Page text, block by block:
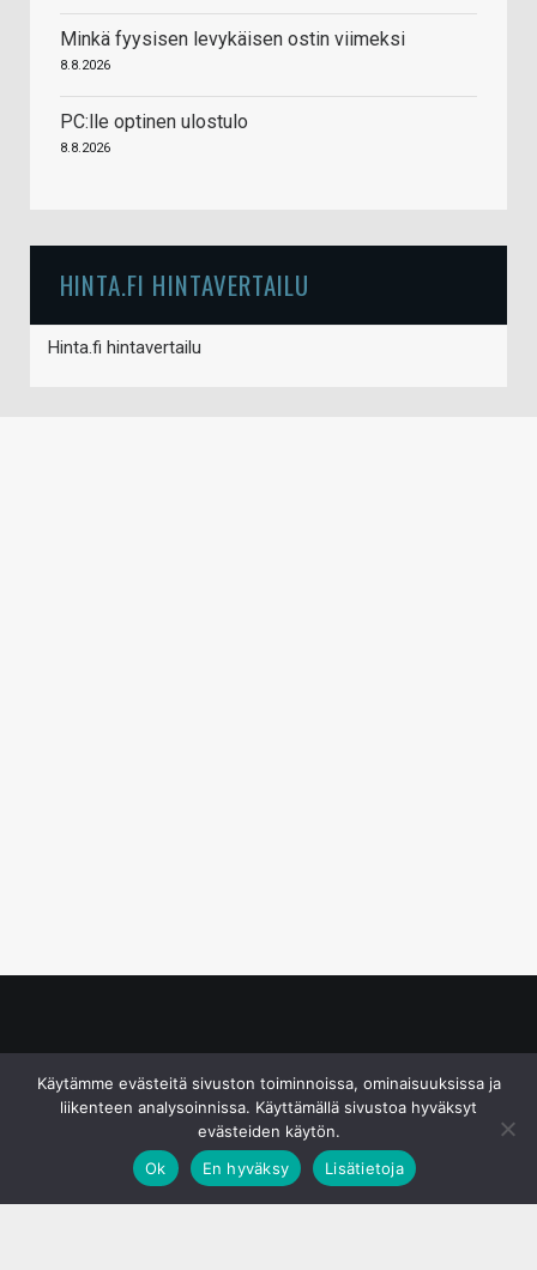
Minkä fyysisen levykäisen ostin viimeksi
8.8.2026
PC:lle optinen ulostulo
8.8.2026
HINTA.FI HINTAVERTAILU
Hinta.fi hintavertailu
Käytämme evästeitä sivuston toiminnoissa, ominaisuuksissa ja
liikenteen analysoinnissa. Käyttämällä sivustoa hyväksyt
evästeiden käytön.
Ok
En hyväksy Lisätietoja